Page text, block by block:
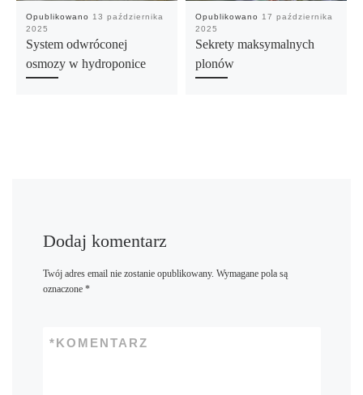
Opublikowano
13 października
2025
System odwróconej
osmozy w hydroponice
Opublikowano
17 października
2025
Sekrety maksymalnych
plonów
Dodaj komentarz
Twój adres email nie zostanie opublikowany. Wymagane pola są
oznaczone *
KOMENTARZ
*